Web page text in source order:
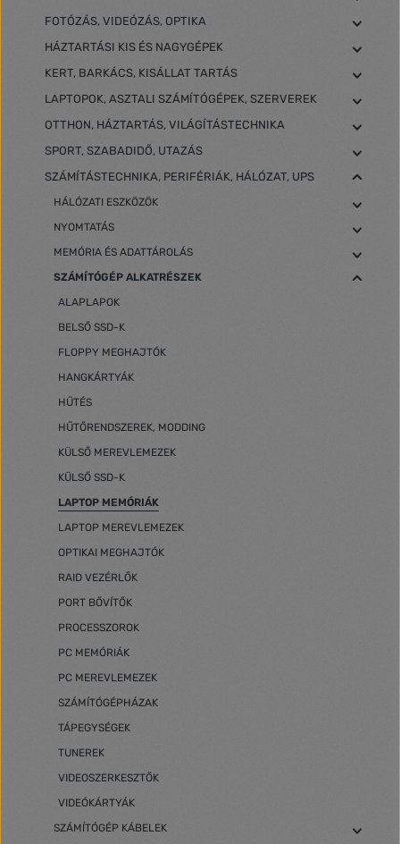
FOTÓZÁS, VIDEÓZÁS, OPTIKA
HÁZTARTÁSI KIS ÉS NAGYGÉPEK
KERT, BARKÁCS, KISÁLLAT TARTÁS
LAPTOPOK, ASZTALI SZÁMÍTÓGÉPEK, SZERVEREK
OTTHON, HÁZTARTÁS, VILÁGÍTÁSTECHNIKA
SPORT, SZABADIDŐ, UTAZÁS
SZÁMÍTÁSTECHNIKA, PERIFÉRIÁK, HÁLÓZAT, UPS
HÁLÓZATI ESZKÖZÖK
NYOMTATÁS
MEMÓRIA ÉS ADATTÁROLÁS
SZÁMÍTÓGÉP ALKATRÉSZEK
ALAPLAPOK
BELSŐ SSD-K
FLOPPY MEGHAJTÓK
HANGKÁRTYÁK
HŰTÉS
HŰTŐRENDSZEREK, MODDING
KÜLSŐ MEREVLEMEZEK
KÜLSŐ SSD-K
LAPTOP MEMÓRIÁK
LAPTOP MEREVLEMEZEK
OPTIKAI MEGHAJTÓK
RAID VEZÉRLŐK
PORT BŐVÍTŐK
PROCESSZOROK
PC MEMÓRIÁK
PC MEREVLEMEZEK
SZÁMÍTÓGÉPHÁZAK
TÁPEGYSÉGEK
TUNEREK
VIDEOSZERKESZTŐK
VIDEÓKÁRTYÁK
SZÁMÍTÓGÉP KÁBELEK